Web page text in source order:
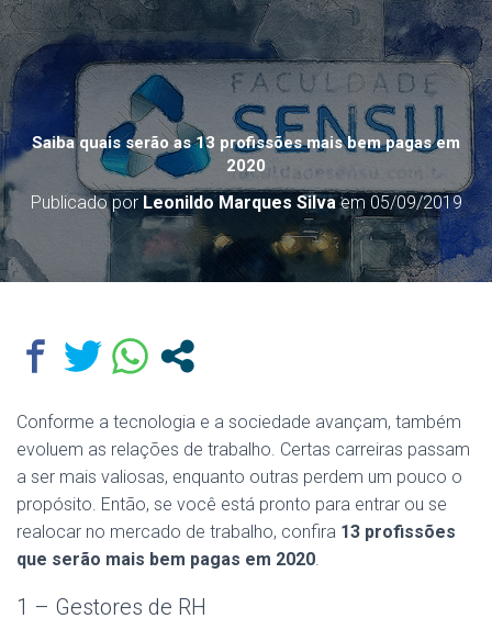
Saiba quais serão as 13 profissões mais bem pagas em
2020
Publicado por Leonildo Marques Silvaem 05/09/2019
Conforme a tecnologia e a sociedade avançam, também
evoluem as relações de trabalho. Certas carreiras passam
a ser mais valiosas, enquanto outras perdem um pouco o
propósito. Então, se você está pronto para entrar ou se
realocar no mercado de trabalho, confira 13 profissões
que serão mais bem pagas em 2020.
1 – Gestores de RH